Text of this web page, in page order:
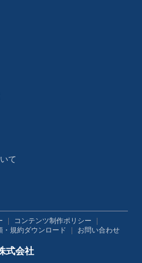
て
コンテンツ制作ポリシー
・規約ダウンロード お問い合わせ
式会社